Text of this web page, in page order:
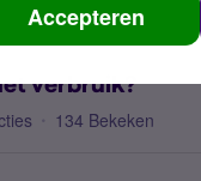
Accepteren
verbruik?
134 Bekeken